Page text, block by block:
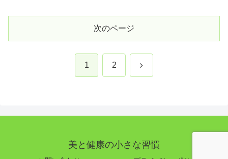
次のページ
1 2 次
美と健康の小さな習慣